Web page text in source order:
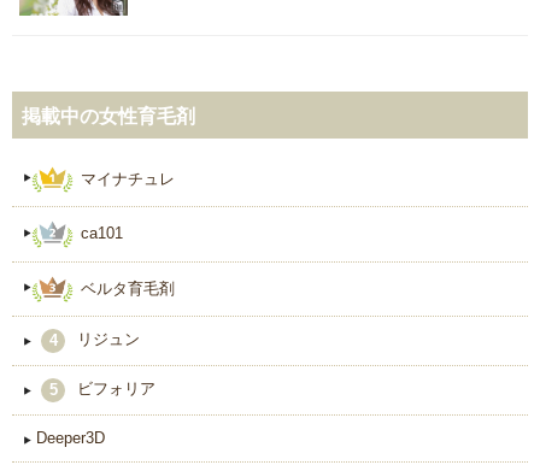
掲載中の女性育毛剤
マイナチュレ
ca101
ベルタ育毛剤
4 リジュン
5 ビフォリア
Deeper3D